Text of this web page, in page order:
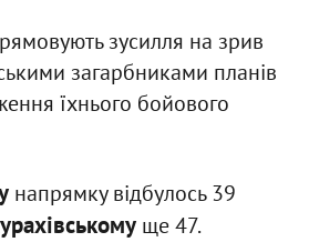
зусилля на зрив
загарбниками планів
їхнього бойового
напрямку відбулось 39
ще 47.